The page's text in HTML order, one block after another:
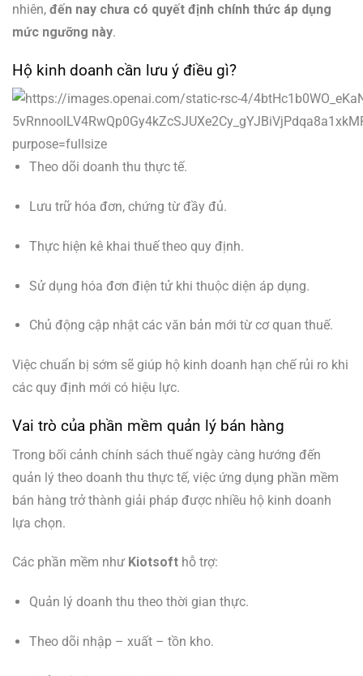
nhiên, đến nay chưa có quyết định chính thức áp dụng
mức ngưỡng này.
Hộ kinh doanh cần lưu ý điều gì?
Theo dõi doanh thu thực tế.
Lưu trữ hóa đơn, chứng từ đầy đủ.
Thực hiện kê khai thuế theo quy định.
Sử dụng hóa đơn điện tử khi thuộc diện áp dụng.
Chủ động cập nhật các văn bản mới từ cơ quan thuế.
Việc chuẩn bị sớm sẽ giúp hộ kinh doanh hạn chế rủi ro khi
các quy định mới có hiệu lực.
Vai trò của phần mềm quản lý bán hàng
Trong bối cảnh chính sách thuế ngày càng hướng đến
quản lý theo doanh thu thực tế, việc ứng dụng phần mềm
bán hàng trở thành giải pháp được nhiều hộ kinh doanh
lựa chọn.
Các phần mềm như Kiotsoft hỗ trợ:
Quản lý doanh thu theo thời gian thực.
Theo dõi nhập – xuất – tồn kho.